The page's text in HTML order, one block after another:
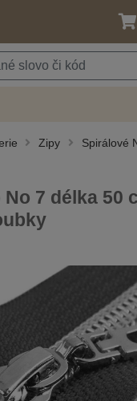
Zipy
Spirálové
7 délka 50